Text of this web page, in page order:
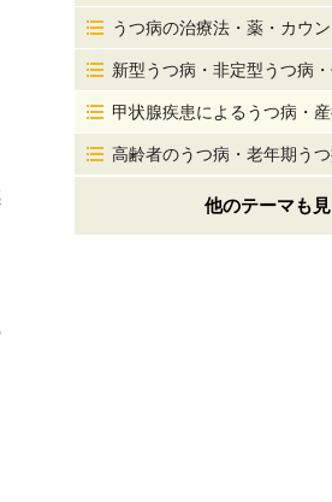
うつ病の治療法・薬・カウ
新型うつ病・非定型うつ病
甲状腺疾患によるうつ病・
高齢者のうつ病・老年期う
他のテーマも